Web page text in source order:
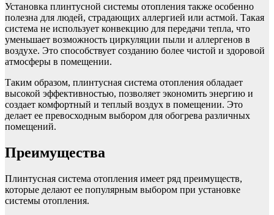
Установка плинтусной системы отопления также особенно
полезна для людей, страдающих аллергией или астмой. Такая
система не использует конвекцию для передачи тепла, что
уменьшает возможность циркуляции пыли и аллергенов в
воздухе. Это способствует созданию более чистой и здоровой
атмосферы в помещении.
Таким образом, плинтусная система отопления обладает
высокой эффективностью, позволяет экономить энергию и
создает комфортный и теплый воздух в помещении. Это
делает ее превосходным выбором для обогрева различных
помещений.
Преимущества
Плинтусная система отопления имеет ряд преимуществ,
которые делают ее популярным выбором при установке
системы отопления.